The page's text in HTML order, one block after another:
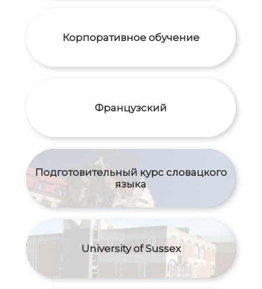
Корпоративное обучение
Французский
Подготовительный курс словацкого
языка
University of Sussex